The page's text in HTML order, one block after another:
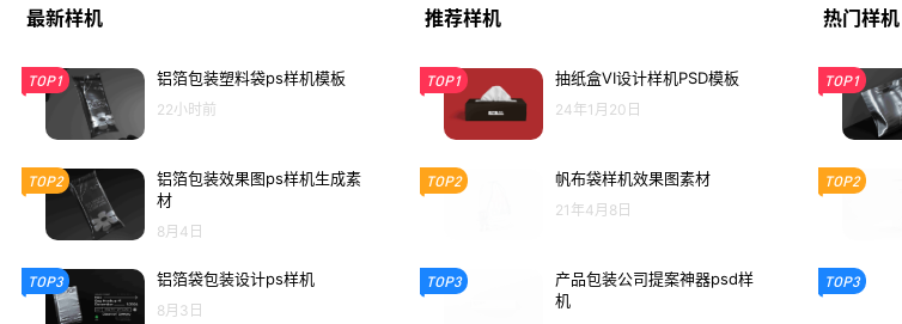
最新样机
TOP1 铝箔包装塑料袋ps样机模板
22小时前
TOP2
铝箔包装效果图ps样机生成素
材
8月4日
TOP3 铝箔袋包装设计ps样机
8月3日
推荐样机
TOP1 抽纸盒VI设计样机PSD模板
24年1月20日
TOP2 帆布袋样机效果图素材
21年4月8日
TOP3
产品包装公司提案神器psd样
机
热门样机
TOP1
TOP2
TOP3